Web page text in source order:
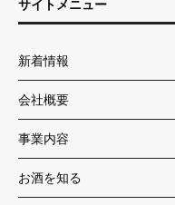
サイトメニュー
新着情報
会社概要
事業内容
お酒を知る